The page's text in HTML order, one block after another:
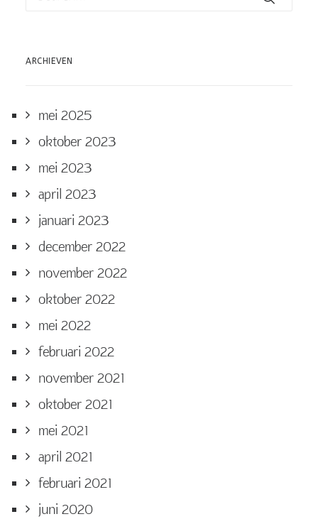
ARCHIEVEN
mei 2025
oktober 2023
mei 2023
april 2023
januari 2023
december 2022
november 2022
oktober 2022
mei 2022
februari 2022
november 2021
oktober 2021
mei 2021
april 2021
februari 2021
juni 2020